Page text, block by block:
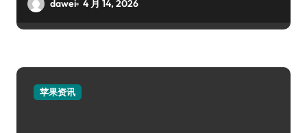
dawei 4 月 14, 2026
苹果资讯